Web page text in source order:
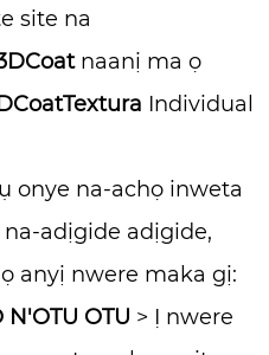
site na
naanị ma ọ
Individual
onye na-achọ inweta
adịgide adịgide,
anyị nwere maka gị:
OTU > Ị nwere